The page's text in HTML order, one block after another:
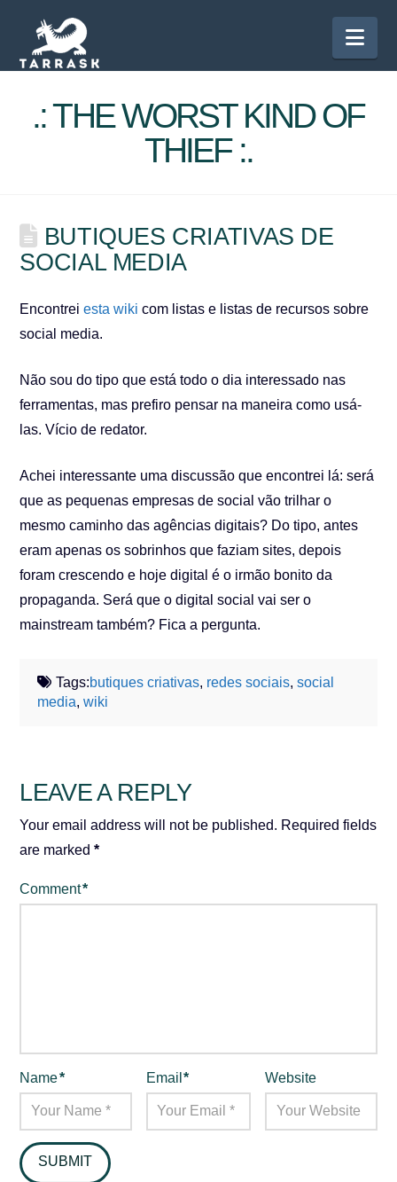
.: THE WORST KIND OF
THIEF :.
BUTIQUES CRIATIVAS DE
SOCIAL MEDIA
Encontreiesta wikicom listas e listas de recursos sobre
social media.
Não sou do tipo que está todo o dia interessado nas
ferramentas, mas prefiro pensar na maneira como usá-
las. Vício de redator.
Achei interessante uma discussão que encontrei lá: será
que as pequenas empresas de social vão trilhar o
mesmo caminho das agências digitais? Do tipo, antes
eram apenas os sobrinhos que faziam sites, depois
foram crescendo e hoje digital é o irmão bonito da
propaganda. Será que o digital social vai ser o
mainstream também? Fica a pergunta.
Tags:butiques criativas, redes sociais,social
media,wiki
LEAVE A REPLY
Your email address will not be published. Required fields
are marked*
Comment*
Name* Email* Website